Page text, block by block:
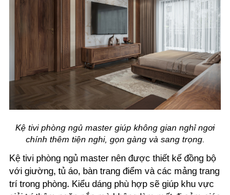
Kệ tivi phòng ngủ master giúp không gian nghỉ ngơi
chính thêm tiện nghi, gọn gàng và sang trọng.
Kệ tivi phòng ngủ master nên được thiết kế đồng bộ
với giường, tủ áo, bàn trang điểm và các mảng trang
trí trong phòng. Kiểu dáng phù hợp sẽ giúp khu vực